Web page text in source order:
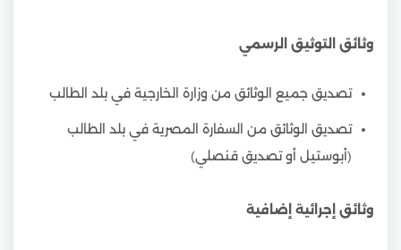
وثائق التوثيق الرسمي
تصديق جميع الوثائق من وزارة الخارجية في بلد الطالب
تصديق الوثائق من السفارة المصرية في بلد الطالب
(أبوستيل أو تصديق قنصلي)
وثائق إجرائية إضافية